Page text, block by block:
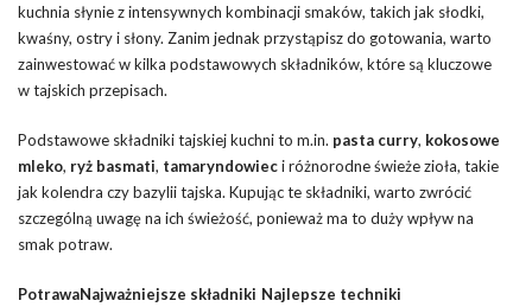
kuchnia słynie z intensywnych kombinacji smaków, takich jak słodki,
kwaśny, ostry i słony. Zanim jednak przystąpisz do gotowania, warto
zainwestować w kilka podstawowych składników, które są kluczowe
w tajskich przepisach.
Podstawowe składniki tajskiej kuchni to m.in. pasta curry, kokosowe
mleko, ryż basmati, tamaryndowieci różnorodne świeże zioła, takie
jak kolendra czy bazylii tajska. Kupując te składniki, warto zwrócić
szczególną uwagę na ich świeżość, ponieważ ma to duży wpływ na
smak potraw.
PotrawaNajważniejsze składniki Najlepsze techniki